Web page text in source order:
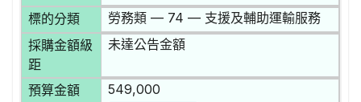
標的分類 勞務類 — 74 — 支援及輔助運輸服務
採購金額級
距
未達公告金額
預算金額 549,000